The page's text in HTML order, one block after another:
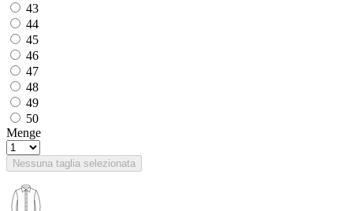
43
44
45
46
47
48
49
50
Menge
Nessuna taglia selezionata